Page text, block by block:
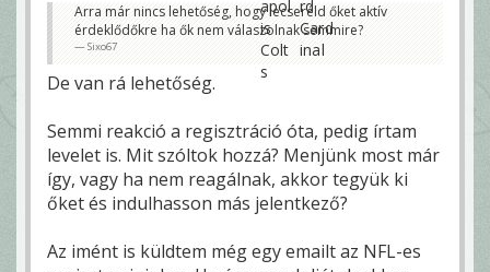
Arra már nincs lehetőség, hogy lecseréld őket aktív
érdeklődőkre ha ők nem válaszolnak semmire?
Sixo67
De van rá lehetőség.
Semmi reakció a regisztráció óta, pedig írtam
levelet is. Mit szóltok hozzá? Menjünk most már
így, vagy ha nem reagálnak, akkor tegyük ki
őket és indulhasson más jelentkező?
Az imént is küldtem még egy emailt az NFL-es